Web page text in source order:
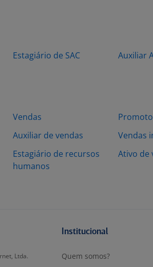
Estagiário de SAC Auxiliar
Vendas
Auxiliar de vendas
Estagiário de recursos
humanos
Vendas
Ativo de
Ltda.
Institucional
Quem somos?